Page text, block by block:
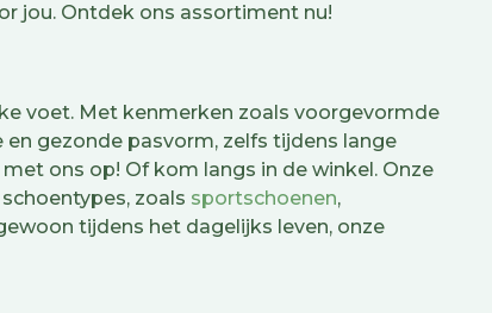
jou. Ontdek ons assortiment nu!
voet. Met kenmerken zoals voorgevormde
gezonde pasvorm, zelfs tijdens lange
ons op! Of kom langs in de winkel. Onze
zoals sportschoenen,
tijdens het dagelijks leven, onze